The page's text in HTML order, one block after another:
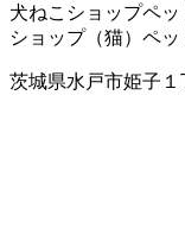
犬ねこショップペッ
ショップ（猫） ペッ
茨城県水戸市姫子１